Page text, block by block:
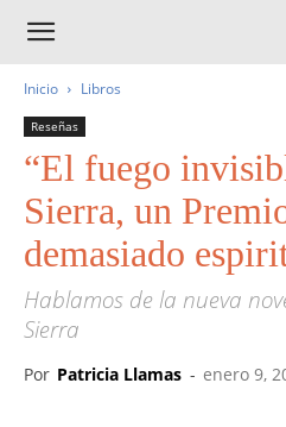
Inicio Libros
Reseñas
“El fuego
Sierra, un
demasiado
Hablamos de la nueva
Sierra
Por Patricia Llamas - enero 9,